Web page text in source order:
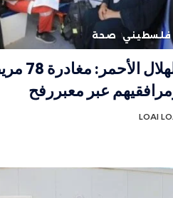
فلسطيني صحة
الهلال الأحمر:
عبر معبررفح
LOAI